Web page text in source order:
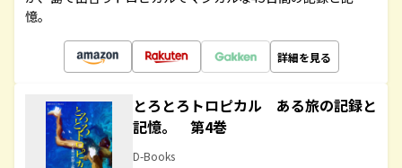
憶。
詳細を見る
とろとろトロピカル ある旅の記録と
記憶。 第4巻
D-Books